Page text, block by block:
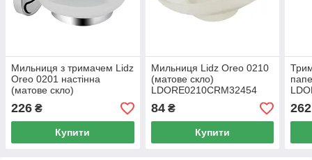
Мильниця з тримачем Lidz
Oreo 0201 настінна
(матове скло)
LDORE0201CRM22083
Chrome
226 ₴
Купити
Мильниця Lidz Oreo 0210
(матове скло)
LDORE0210CRM32454
Chrome
84₴
Купити
262